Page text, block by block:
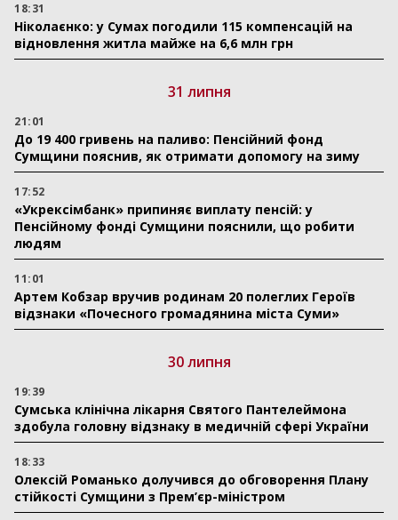
18:31
Ніколаєнко: у Сумах погодили 115 компенсацій на
відновлення житла майже на 6,6 млн грн
31 липня
21:01
До 19 400 гривень на паливо: Пенсійний фонд
Сумщини пояснив, як отримати допомогу на зиму
17:52
«Укрексімбанк» припиняє виплату пенсій: у
Пенсійному фонді Сумщини пояснили, що робити
людям
11:01
Артем Кобзар вручив родинам 20 полеглих Героїв
відзнаки «Почесного громадянина міста Суми»
30 липня
19:39
Сумська клінічна лікарня Святого Пантелеймона
здобула головну відзнаку в медичній сфері України
18:33
Олексій Романько долучився до обговорення Плану
стійкості Сумщини з Прем’єр-міністром